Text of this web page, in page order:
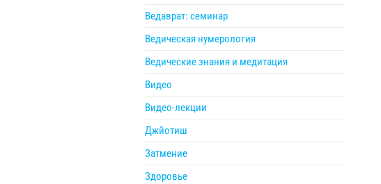
Ведаврат: семинар
Ведическая нумерология
Ведические знания и медитация
Видео
Видео-лекции
Джйотиш
Затмение
Здоровье